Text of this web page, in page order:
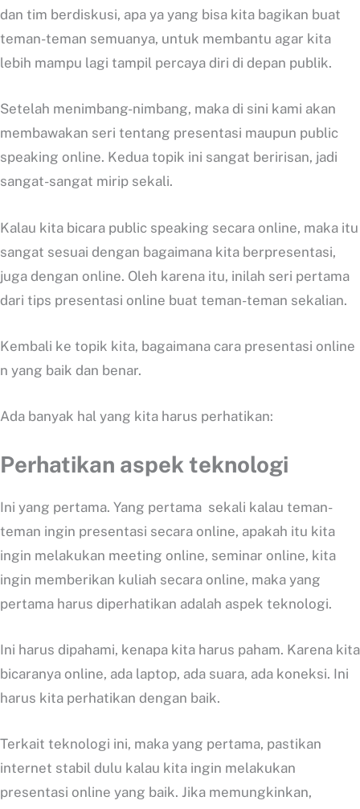
dan tim berdiskusi, apa ya yang bisa kita bagikan buat
teman-teman semuanya, untuk membantu agar kita
lebih mampu lagi tampil percaya diri di depan publik.
Setelah menimbang-nimbang, maka di sini kami akan
membawakan seri tentang presentasi maupun public
speaking online. Kedua topik ini sangat beririsan, jadi
sangat-sangat mirip sekali.
Kalau kita bicara public speaking secara online, maka itu
sangat sesuai dengan bagaimana kita berpresentasi,
juga dengan online. Oleh karena itu, inilah seri pertama
dari tips presentasi online buat teman-teman sekalian.
Kembali ke topik kita, bagaimana cara presentasi online
n yang baik dan benar.
Ada banyak hal yang kita harus perhatikan:
Perhatikan aspek teknologi
Ini yang pertama. Yang pertama sekali kalau teman-
teman ingin presentasi secara online, apakah itu kita
ingin melakukan meeting online, seminar online, kita
ingin memberikan kuliah secara online, maka yang
pertama harus diperhatikan adalah aspek teknologi.
Ini harus dipahami, kenapa kita harus paham. Karena kita
bicaranya online, ada laptop, ada suara, ada koneksi. Ini
harus kita perhatikan dengan baik.
Terkait teknologi ini, maka yang pertama, pastikan
internet stabil dulu kalau kita ingin melakukan
presentasi online yang baik. Jika memungkinkan,